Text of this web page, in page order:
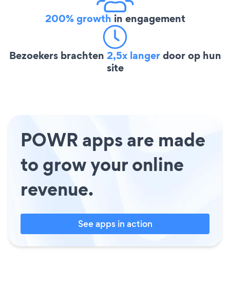
200% growth in engagement
Bezoekers brachten 2,5x langerdoor op hun
site
POWR apps are made
to grow your online
revenue.
See apps in action